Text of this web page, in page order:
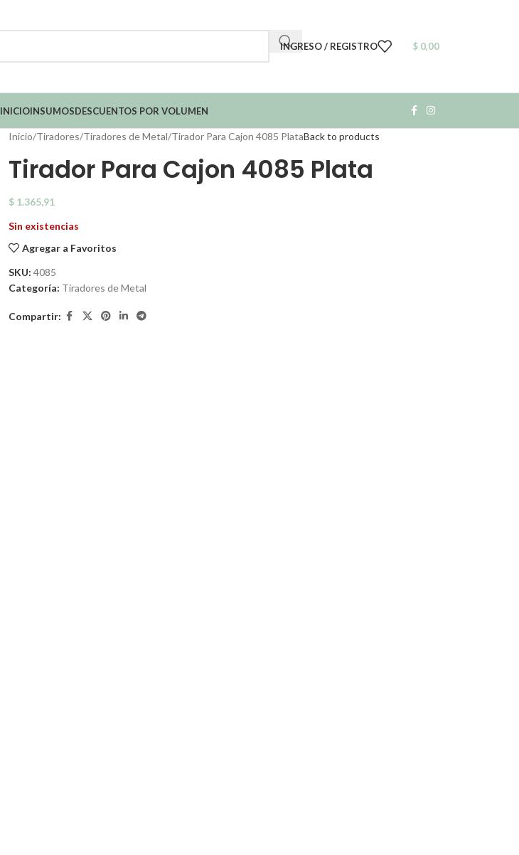
INGRESO / REGISTRO $ 0,00
INICIOINSUMOSDESCUENTOS POR VOLUMEN
Inicio Tiradores Tiradores de Metal Tirador Para Cajon 4085 PlataBack to products
Tirador Para Cajon 4085 Plata
$1.365,91
Sin existencias
Agregar a Favoritos
SKU: 4085
Categoría: Tiradores de Metal
Compartir: